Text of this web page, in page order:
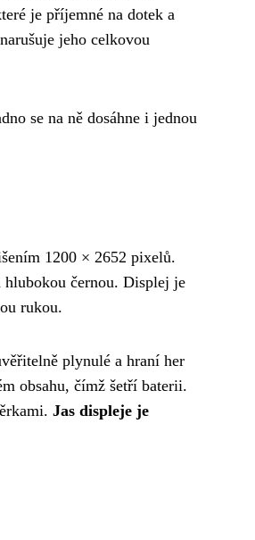
je příjemné na dotek a
jeho celkovou
se na ně dosáhne i jednou
1200 × 2652 pixelů.
hlubokou černou. Displej je
rukou.
plynulé a hraní her
obsahu, čímž šetří baterii.
Jas displeje je